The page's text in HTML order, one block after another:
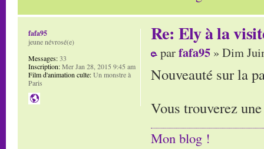
Re: Ely à la
parfafa95 » Dim
Nouveauté sur la
Vous trouverez
Mon blog !
fafa95
jeune névrosé(e)
Messages:33
Inscription:Mer Jan 28, 2015 9:45 am
Film d'animation culte:Un monstre à
Paris